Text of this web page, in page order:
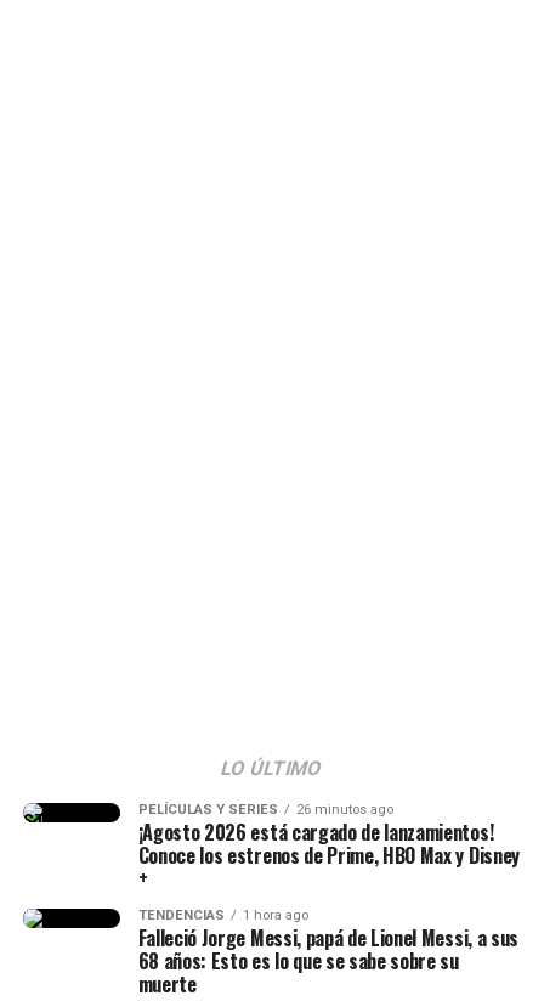
tomada de IG Rechismes)
LO ÚLTIMO
PELÍCULAS Y SERIES 26 minutos ago
¡Agosto 2026 está cargado de lanzamientos!
Conoce los estrenos de Prime, HBO Max y Disney
+
TENDENCIAS 1 hora ago
Falleció Jorge Messi, papá de Lionel Messi, a sus
68 años: Esto es lo que se sabe sobre su
muerte